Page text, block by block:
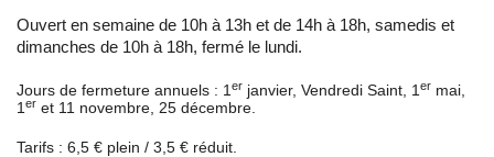
Ouvert en semaine de 10h à 13h et de 14h à 18h, samedis et
dimanches de 10h à 18h, fermé le lundi.
Jours de fermeture annuels : 1 er janvier, Vendredi Saint, 1 er mai,
1 er et 11 novembre, 25 décembre.
Tarifs : 6,5 € plein / 3,5 € réduit.